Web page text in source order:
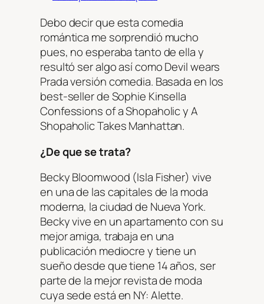
Debo decir que esta comedia
romántica me sorprendió mucho
pues, no esperaba tanto de ella y
resultó ser algo así comoDevil wears
Pradaversión comedia. Basada en los
best-seller de Sophie Kinsella
Confessions of a ShopaholicyA
Shopaholic Takes Manhattan.
¿De que se trata?
Becky Bloomwood (Isla Fisher) vive
en una de las capitales de la moda
moderna, la ciudad de Nueva York.
Becky vive en un apartamento con su
mejor amiga, trabaja en una
publicación mediocre y tiene un
sueño desde que tiene 14 años, ser
parte de la mejor revista de moda
cuya sede está en NY: Alette.